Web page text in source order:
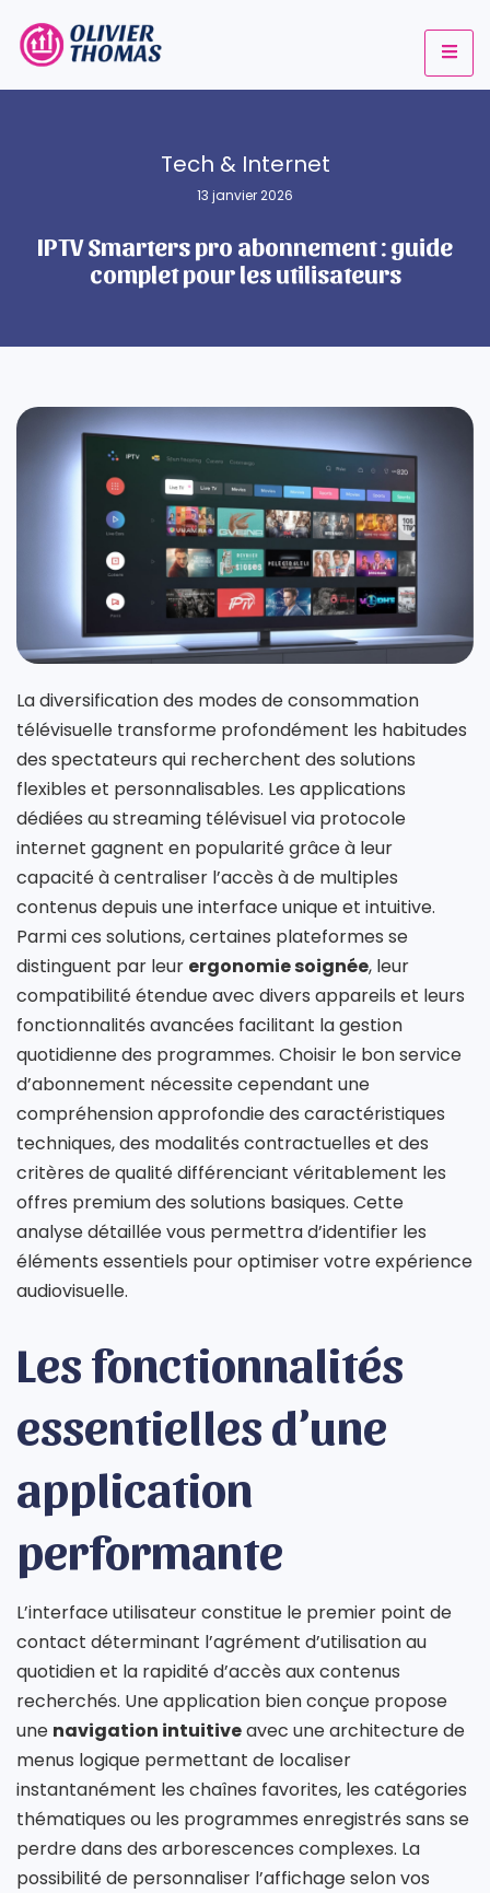
Tech & Internet
13 janvier 2026
IPTV Smarters pro abonnement : guide
complet pour les utilisateurs
La diversification des modes de consommation
télévisuelle transforme profondément les habitudes
des spectateurs qui recherchent des solutions
flexibles et personnalisables. Les applications
dédiées au streaming télévisuel via protocole
internet gagnent en popularité grâce à leur
capacité à centraliser l’accès à de multiples
contenus depuis une interface unique et intuitive.
Parmi ces solutions, certaines plateformes se
distinguent par leur ergonomie soignée, leur
compatibilité étendue avec divers appareils et leurs
fonctionnalités avancées facilitant la gestion
quotidienne des programmes. Choisir le bon service
d’abonnement nécessite cependant une
compréhension approfondie des caractéristiques
techniques, des modalités contractuelles et des
critères de qualité différenciant véritablement les
offres premium des solutions basiques. Cette
analyse détaillée vous permettra d’identifier les
éléments essentiels pour optimiser votre expérience
audiovisuelle.
Les fonctionnalités
essentielles d’une
application
performante
L’interface utilisateur constitue le premier point de
contact déterminant l’agrément d’utilisation au
quotidien et la rapidité d’accès aux contenus
recherchés. Une application bien conçue propose
une navigation intuitiveavec une architecture de
menus logique permettant de localiser
instantanément les chaînes favorites, les catégories
thématiques ou les programmes enregistrés sans se
perdre dans des arborescences complexes. La
possibilité de personnaliser l’affichage selon vos